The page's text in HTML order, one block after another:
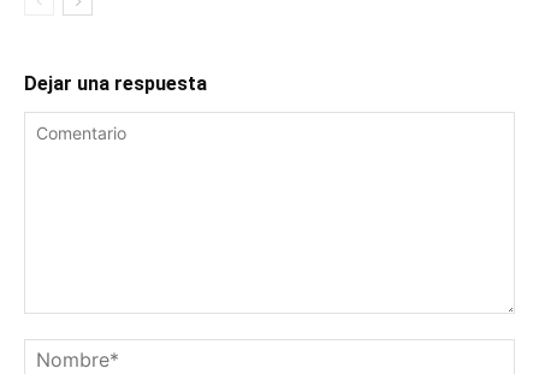
Dejar una respuesta